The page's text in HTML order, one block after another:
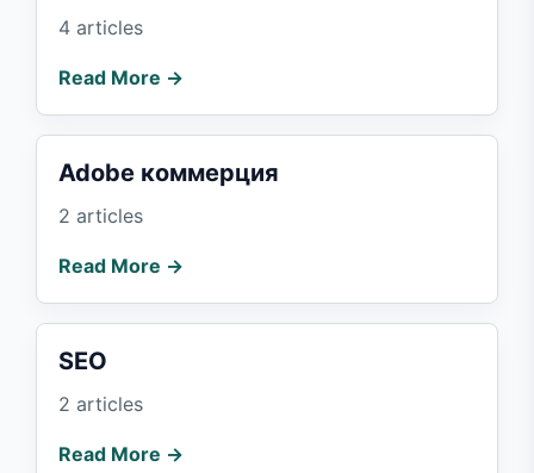
4 articles
Read More →
Adobe коммерция
2 articles
Read More →
SEO
2 articles
Read More →